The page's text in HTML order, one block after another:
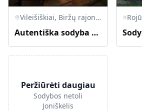
Vileišiškiai, Biržų rajono savivaldybė, Lietuva
Autentiška sodyba su kubilu ir dūmine bei balto garo poniška pirtimi
Peržiūrėti daugiau
Sodybos netoli
Joniškėlis